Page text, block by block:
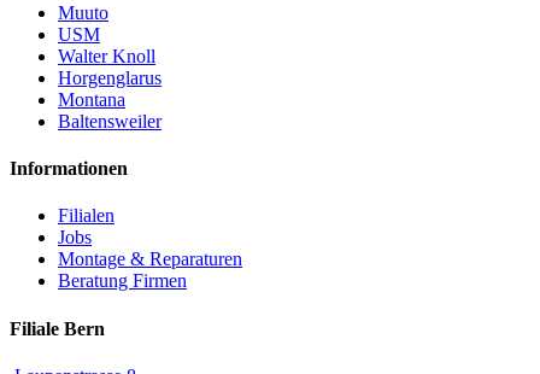
Muuto
USM
Walter Knoll
Horgenglarus
Montana
Baltensweiler
Informationen
Filialen
Jobs
Montage & Reparaturen
Beratung Firmen
Filiale Bern